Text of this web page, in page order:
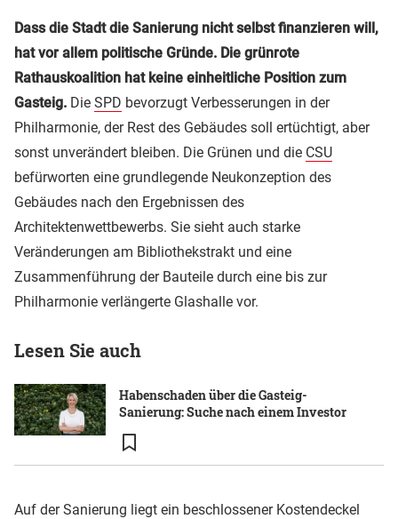
Dass die Stadt die Sanierung nicht selbst finanzieren will,
hat vor allem politische Gründe. Die grünrote
Rathauskoalition hat keine einheitliche Position zum
Gasteig. Die SPD bevorzugt Verbesserungen in der
Philharmonie, der Rest des Gebäudes soll ertüchtigt, aber
sonst unverändert bleiben. Die Grünen und die CSU
befürworten eine grundlegende Neukonzeption des
Gebäudes nach den Ergebnissen des
Architektenwettbewerbs. Sie sieht auch starke
Veränderungen am Bibliothekstrakt und eine
Zusammenführung der Bauteile durch eine bis zur
Philharmonie verlängerte Glashalle vor.
Lesen Sie auch
Habenschaden über die Gasteig-
Sanierung: Suche nach einem Investor
Auf der Sanierung liegt ein beschlossener Kostendeckel